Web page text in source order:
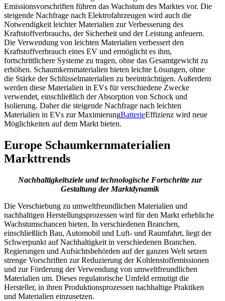
Emissionsvorschriften führen das Wachstum des Marktes vor. Die
steigende Nachfrage nach Elektrofahrzeugen wird auch die
Notwendigkeit leichter Materialien zur Verbesserung des
Kraftstoffverbrauchs, der Sicherheit und der Leistung anfeuern.
Die Verwendung von leichten Materialien verbessert den
Kraftstoffverbrauch eines EV und ermöglicht es ihm,
fortschrittlichere Systeme zu tragen, ohne das Gesamtgewicht zu
erhöhen. Schaumkernmaterialien bieten leichte Lösungen, ohne
die Stärke der Schlüsselmaterialien zu beeinträchtigen. Außerdem
werden diese Materialien in EVs für verschiedene Zwecke
verwendet, einschließlich der Absorption von Schock und
Isolierung. Daher die steigende Nachfrage nach leichten
Materialien in EVs zur MaximierungBatterieEffizienz wird neue
Möglichkeiten auf dem Markt bieten.
Europe Schaumkernmaterialien
Markttrends
Nachhaltigkeitsziele und technologische Fortschritte zur
Gestaltung der Marktdynamik
Die Verschiebung zu umweltfreundlichen Materialien und
nachhaltigen Herstellungsprozessen wird für den Markt erhebliche
Wachstumschancen bieten. In verschiedenen Branchen,
einschließlich Bau, Automobil und Luft- und Raumfahrt, liegt der
Schwerpunkt auf Nachhaltigkeit in verschiedenen Branchen.
Regierungen und Aufsichtsbehörden auf der ganzen Welt setzen
strenge Vorschriften zur Reduzierung der Kohlenstoffemissionen
und zur Förderung der Verwendung von umweltfreundlichen
Materialien um. Dieses regulatorische Umfeld ermutigt die
Hersteller, in ihren Produktionsprozessen nachhaltige Praktiken
und Materialien einzusetzen.